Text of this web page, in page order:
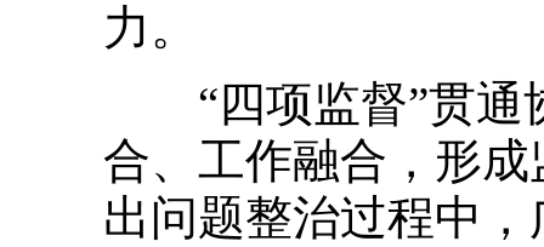
力。
“四项监督”贯通
合、工作融合，形
出问题整治过程中